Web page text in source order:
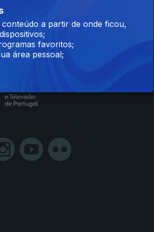
iOS, Android, Apple TV, Android TV e
conteúdo a partir de onde ficou,
favoritos;
área pessoal;